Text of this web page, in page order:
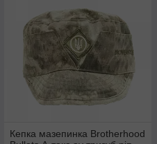
Кепка мазепинка Brotherhood